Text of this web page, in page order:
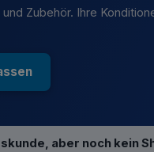
Zubehör. Ihre
aber noch kein